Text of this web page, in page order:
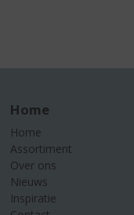
Home
Home
Assortiment
Over ons
Nieuws
Inspiratie